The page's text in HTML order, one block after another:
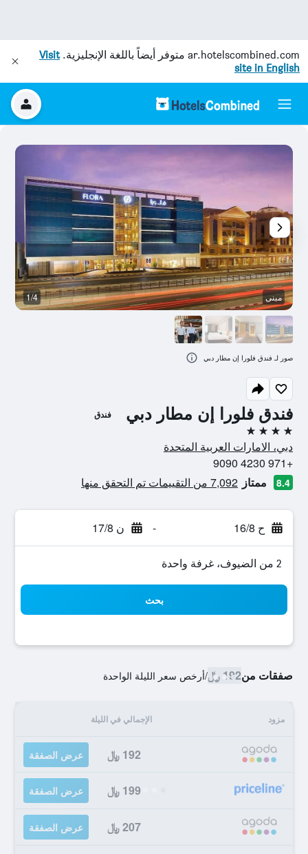
ar.hotelscombined.com متوفر أيضاً باللغة الإنجليزية.Visit
site in English
فندق فلورا إن مطار دبي فندق
4 نجوم
دبي، الامارات العربية المتحدة
+971 4230 9090
8.4 ممتاز 7,092 من التقييمات تم التحقق منها
ح 16/8 - ن 17/8
2 من الضيوف، غرفة واحدة
بحث
صفقات من192 ﷼ /أرخص سعر الليلة الواحدة
مزود الإجمالي في الليلة
192 ﷼ عرض الصفقة
199 ﷼ عرض الصفقة
207 ﷼ عرض الصفقة
مبنى 1/4
صور لـ فندق فلورا إن مطار دبي